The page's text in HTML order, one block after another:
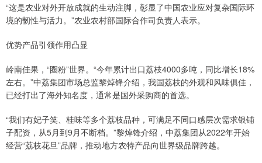
“这是农业对外开放成就的生动注脚，彰显了中国农业应对复杂国际环
境的韧性与活力。”农业农村部国际合作司负责人表示。
优势产品引领作用凸显
岭南佳果，“圈粉”世界。“今年累计出口荔枝4000多吨，同比增长18%
左右。”中荔集团市场总监黎焯锋介绍，我国荔枝的外观和风味俱佳，
已经打出了海外知名度，通常是国外采购商的首选。
“我们有妃子笑、桂味等多个荔枝品种，可满足不同口感层次需求银铺
子配资，从5月到9月不断档。”黎焯锋介绍，中荔集团从2022年开始
经营“荔枝花旦”品牌，推动地方农特产品向世界级品牌跨越。